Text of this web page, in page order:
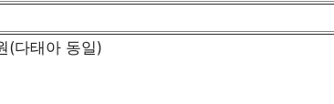
(다태아 동일)